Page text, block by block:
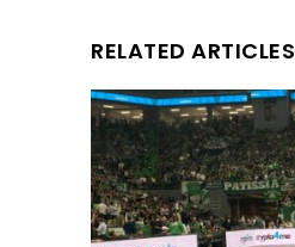
RELATED ARTICLES